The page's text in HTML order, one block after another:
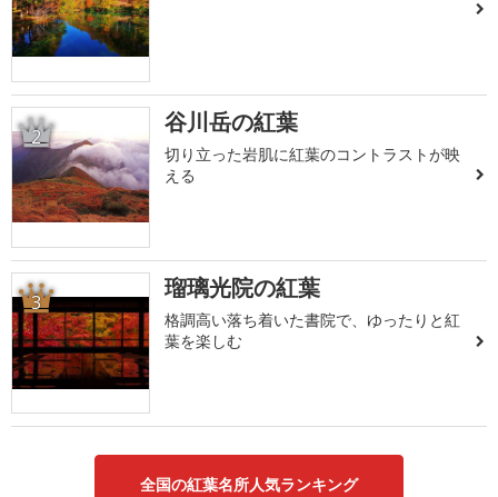
2 谷川岳の紅葉
切り立った岩肌に紅葉のコントラストが映
える
3 瑠璃光院の紅葉
格調高い落ち着いた書院で、ゆったりと紅
葉を楽しむ
全国の紅葉名所人気ランキング